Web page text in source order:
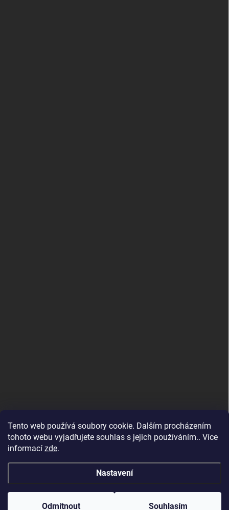
Tento web používá soubory cookie. Dalším procházením
tohoto webu vyjadřujete souhlas s jejich používáním.. Více
informací zde.
Nastavení
Odmítnout Souhlasím
Copyright 2026 . Všechna práva vyhrazena.